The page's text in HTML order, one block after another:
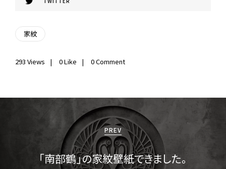
家紋
293 Views 0Like 0 Comment
PREV
「南部鶴」の家紋壁紙できました。